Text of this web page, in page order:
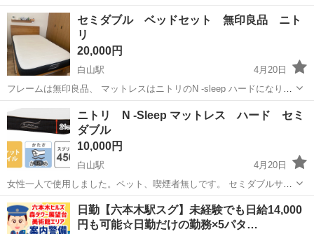
入時期】 2025年6月 【状態】 月10回程度の利用で、とても綺麗です。
東京 文京区 湯島駅 すのこベッド
セミダブル ベッドセット 無印良品 ニト
リ
20,000円
白山駅
4月20日
フレームは無印良品、 マットレスはニトリのN -sleep ハードになりま
す。 サイズはセミダブルです。 フレームの板？に少々傷ができており
ます。その他脚等にも多少使用感はございますが、機能には問題ござ
いません。 ...
白山駅 セミダブル
ニトリ N -Sleep マットレス ハード セミ
ダブル
10,000円
白山駅
4月20日
女性一人で使用しました。ペット、喫煙者無しです。 セミダブルサイ
ズになります。 毛玉は少々ついておりますが、機能には問題ございま
せん。 ぐっすり眠れるちょうどいい硬さになっております。 よろしく
お願いいたします。
東京 文京区 白山駅 ベッド セミダブル
日勤【六本木駅スグ】未経験でも日給14,000
円も可能☆日勤だけの勤務×5パタ…